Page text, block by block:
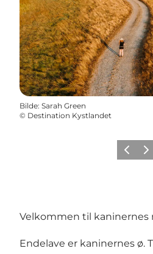
Bilde: Sarah Green
© Destination Kystlandet
Forrige
Velkommen til kaninernes
Endelave er kaninernes ø.